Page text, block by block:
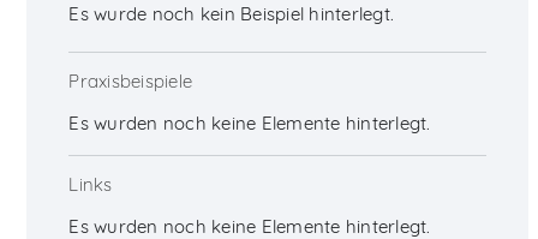
Es wurde noch kein Beispiel hinterlegt.
Praxisbeispiele
Es wurden noch keine Elemente hinterlegt.
Links
Es wurden noch keine Elemente hinterlegt.